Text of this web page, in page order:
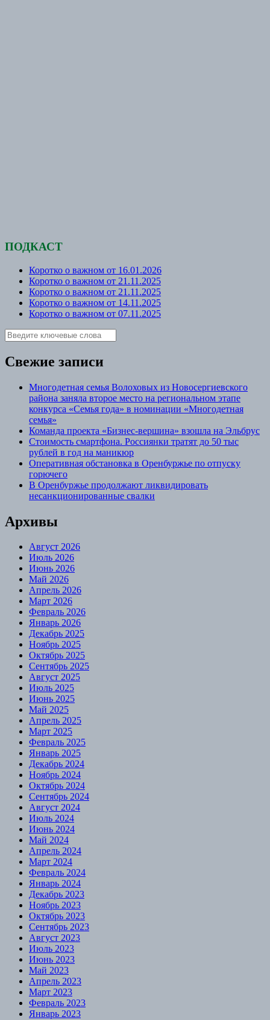
ПОДКАСТ
Коротко о важном от 16.01.2026
Коротко о важном от 21.11.2025
Коротко о важном от 21.11.2025
Коротко о важном от 14.11.2025
Коротко о важном от 07.11.2025
Свежие записи
Многодетная семья Волоховых из Новосергиевского
района заняла второе место на региональном этапе
конкурса «Семья года» в номинации «Многодетная
семья»
Команда проекта «Бизнес‑вершина» взошла на Эльбрус
Стоимость смартфона. Россиянки тратят до 50 тыс
рублей в год на маникюр
Оперативная обстановка в Оренбуржье по отпуску
горючего
В Оренбуржье продолжают ликвидировать
несанкционированные свалки
Архивы
Август 2026
Июль 2026
Июнь 2026
Май 2026
Апрель 2026
Март 2026
Февраль 2026
Январь 2026
Декабрь 2025
Ноябрь 2025
Октябрь 2025
Сентябрь 2025
Август 2025
Июль 2025
Июнь 2025
Май 2025
Апрель 2025
Март 2025
Февраль 2025
Январь 2025
Декабрь 2024
Ноябрь 2024
Октябрь 2024
Сентябрь 2024
Август 2024
Июль 2024
Июнь 2024
Май 2024
Апрель 2024
Март 2024
Февраль 2024
Январь 2024
Декабрь 2023
Ноябрь 2023
Октябрь 2023
Сентябрь 2023
Август 2023
Июль 2023
Июнь 2023
Май 2023
Апрель 2023
Март 2023
Февраль 2023
Январь 2023